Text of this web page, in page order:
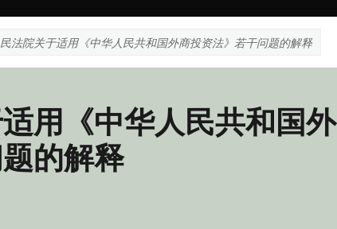
法院关于适用《中华人民共和国外商投资法》若干问题的解释
用《中华人民共和国外
的解释